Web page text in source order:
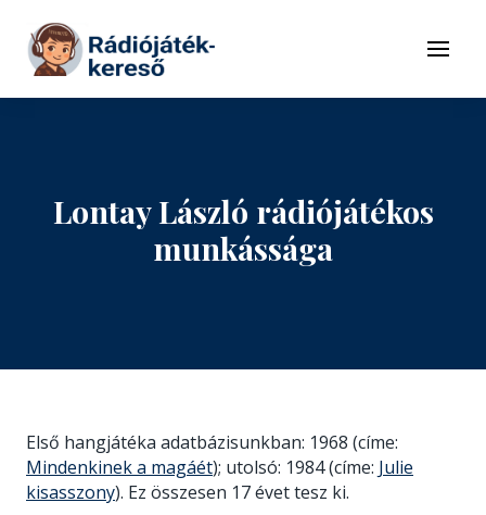
Tovább a tartalomhoz
Menü
Lontay László rádiójátékos
munkássága
Első hangjátéka adatbázisunkban: 1968 (címe:
Mindenkinek a magáét); utolsó: 1984 (címe: Julie
kisasszony). Ez összesen 17 évet tesz ki.